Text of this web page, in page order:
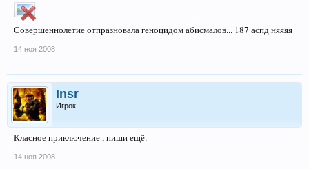
Совершеннолетие отпразновала геноцидом абисмалов... 187 аспд няяяя
14 ноя 2008
Insr
Игрок
Класное приключение , пиши ещё.
14 ноя 2008